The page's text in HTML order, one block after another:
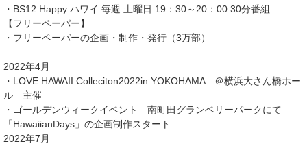
・BS12 Happy ハワイ 毎週 土曜日 19：30～20：00 30分番組
【フリーペーパー】
・フリーペーパーの企画・制作・発行（3万部）
2022年4月
・LOVE HAWAII Colleciton2022in YOKOHAMA ＠横浜大さん橋ホー
ル 主催
・ゴールデンウィークイベント 南町田グランベリーパークにて
「HawaiianDays」の企画制作スタート
2022年7月